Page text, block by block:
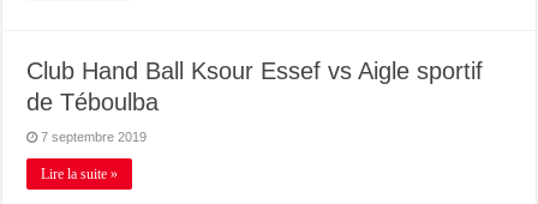
Club Hand Ball Ksour Essef vs Aigle sportif
de Téboulba
7 septembre 2019
Lire la suite »